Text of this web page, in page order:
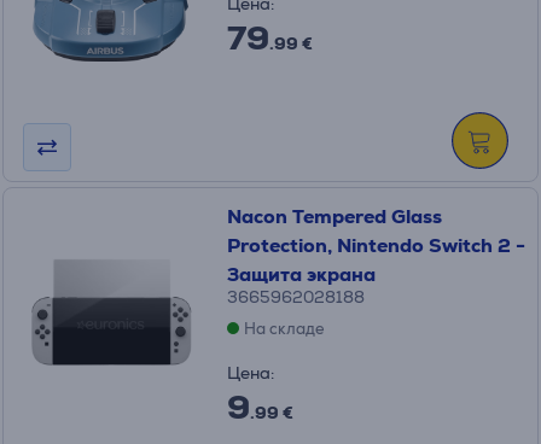
79.99 €
Nacon Tempered Glass
Protection, Nintendo Switch 2 -
Защита экрана
3665962028188
На складе
Цена:
9.99 €